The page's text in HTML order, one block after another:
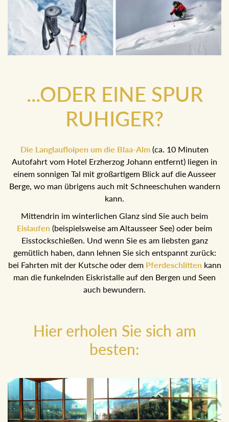
...ODER EINE SPUR
RUHIGER?
Die Langlaufloipen um die Blaa-Alm (ca. 10 Minuten
Autofahrt vom Hotel Erzherzog Johann entfernt) liegen in
einem sonnigen Tal mit großartigem Blick auf die Ausseer
Berge, wo man übrigens auch mit Schneeschuhen wandern
kann.
Mittendrin im winterlichen Glanz sind Sie auch beim
Eislaufen (beispielsweise am Altausseer See) oder beim
Eisstockschießen. Und wenn Sie es am liebsten ganz
gemütlich haben, dann lehnen Sie sich entspannt zurück:
bei Fahrten mit der Kutsche oder dem Pferdeschlitten kann
man die funkelnden Eiskristalle auf den Bergen und Seen
auch bewundern.
Hier erholen Sie sich am
besten: